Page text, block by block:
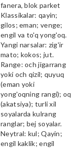
fanera, blok parket
Klassikalar: qayin;
gilos; eman; venge;
engil va to'q yong'oq.
Yangi narsalar: zig'ir
mato; kokos; jut.
Range: och jigarrang
yoki och qizil; quyuq
(eman yoki
yong'oqning rangi); oq
(akatsiya); turli xil
soyalarda kulrang
ranglar; bej soyalar.
Neytral: kul; Qayin;
engil kaklik; engil